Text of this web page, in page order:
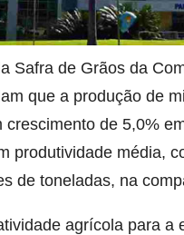
Safra de Grãos da
que a produção de
de 5,0%
produtividade média,
de toneladas, na
agrícola para a